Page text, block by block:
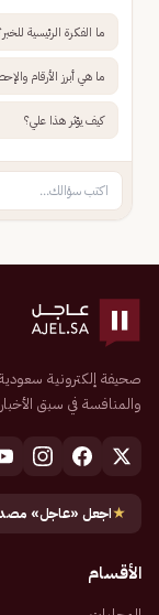
ما الفكرة الرئيسية
ما هي أبرز الأرقام
كيف يؤثر هذا علي؟
والمنافسة في سبق
★اجعل «عاجل»
الأقسام